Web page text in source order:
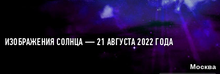
ИЗОБРАЖЕНИЯ СОЛНЦА — 21 АВГУСТА 2022 ГОДА
Москва